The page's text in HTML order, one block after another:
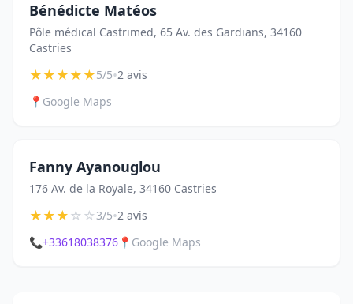
Bénédicte Matéos
Pôle médical Castrimed, 65 Av. des Gardians, 34160
Castries
★★★★★5/5•2 avis
📍 Google Maps
Fanny Ayanouglou
176 Av. de la Royale, 34160 Castries
★★★☆☆3/5•2 avis
📞+33618038376 📍 Google Maps